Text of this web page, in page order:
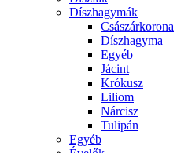
Díszhagymák
Császárkorona
Díszhagyma
Egyéb
Jácint
Krókusz
Liliom
Nárcisz
Tulipán
Egyéb